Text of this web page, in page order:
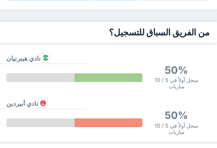
من الفريق السباق للتسجيل؟
نادي هيبرنيان
50%
سجل أولاً في 5 / 10
مباريات
نادي أبيردين
50%
سجل أولاً في 5 / 10
مباريات